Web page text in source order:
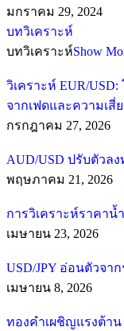
มกราคม 29, 2024
บทวิเคราะห์
บทวิเคราะห์Show
วิเคราะห์ EUR/
จากเฟดและความเสี่
กรกฎาคม 27, 2026
AUD/USD ปรับตัวล
พฤษภาคม 21, 2026
การวิเคราะห์ราคา
เมษายน 23, 2026
USD/JPY อ่อนตัวจา
เมษายน 8, 2026
ทองคำเผชิญแรงต้าน